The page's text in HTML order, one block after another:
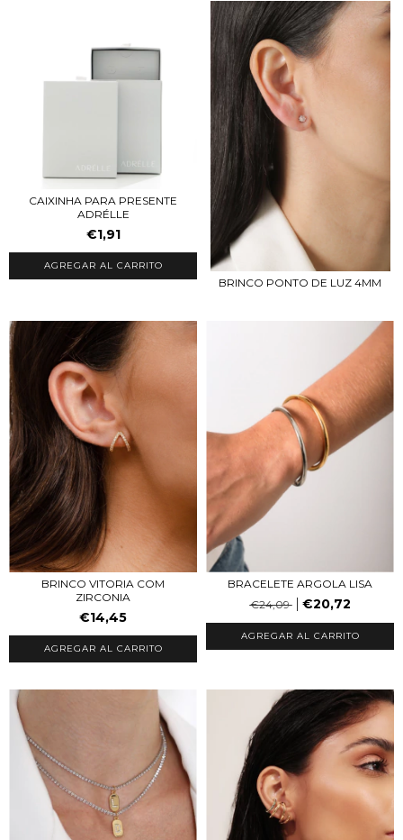
CAIXINHA PARA PRESENTE
ADRÉLLE
€1,91
BRINCO PONTO DE LUZ 4MM
BRINCO VITORIA COM
ZIRCONIA
€14,45
AGREGAR AL CARRITO
BRACELETE ARGOLA LISA
€24,09
€20,72
AGREGAR AL CARRITO